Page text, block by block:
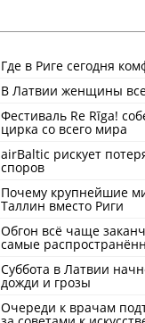
Где в Риге сегодня
В Латвии женщины
Фестиваль Re Rīga!
цирка со всего мира
airBaltic рискует
споров
Почему крупнейшие
Таллин вместо Риги
Обгон всё чаще
самые
Суббота в Латвии
дожди и грозы
Очереди к врачам